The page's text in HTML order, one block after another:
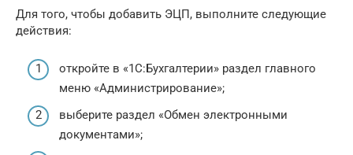
Для того, чтобы добавить ЭЦП, выполните следующие
действия:
откройте в «1С:Бухгалтерии» раздел главного
меню «Администрирование»;
выберите раздел «Обмен электронными
документами»;